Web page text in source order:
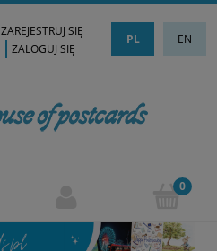
PL EN
ZAREJESTRUJ SIĘ
ZALOGUJ SIĘ